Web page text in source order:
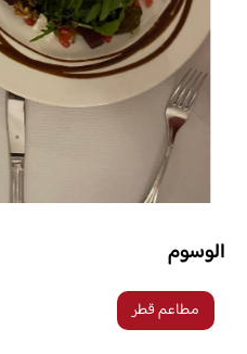
الوسوم
مطاعم قطر